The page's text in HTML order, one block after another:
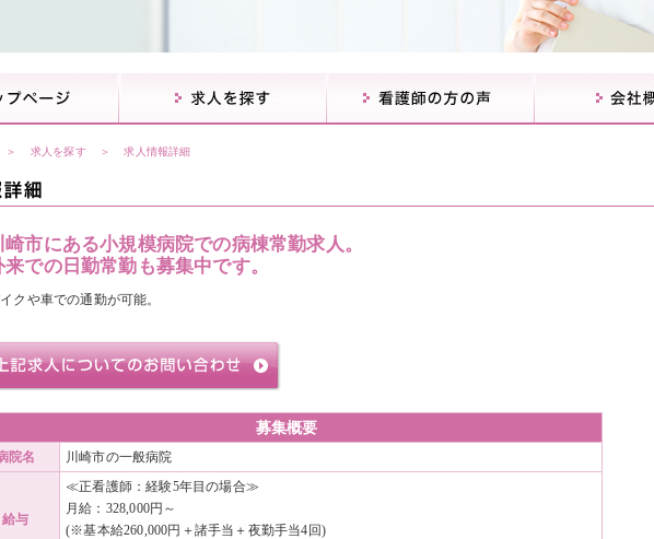
＞ 求人を探す ＞ 求人情報詳細
崎市にある小規模病院での病棟常勤求人。
来での日勤常勤も募集中です。
クや車での通勤が可能。
募集概要
院名 川崎市の一般病院
給与
≪正看護師：経験5年目の場合≫
月給：328,000円～
(※基本給260,000円＋諸手当＋夜勤手当4回)